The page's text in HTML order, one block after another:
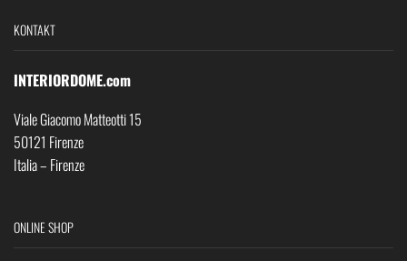
KONTAKT
INTERIORDOME.com
Viale Giacomo Matteotti 15
50121 Firenze
Italia – Firenze
ONLINE SHOP